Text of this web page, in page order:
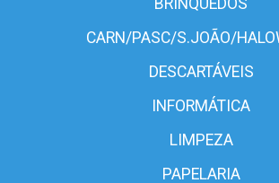
CARN/PASC/S.JOÃO/
DESCARTÁVEIS
INFORMÁTICA
LIMPEZA
PAPELARIA